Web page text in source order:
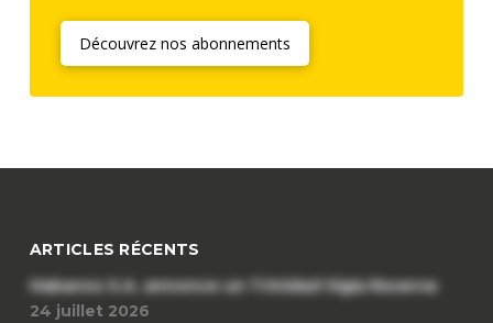
Découvrez nos abonnements
ARTICLES RÉCENTS
Habanos S.A. annonce un Trinidad Vigia Reserva
24 juillet 2026